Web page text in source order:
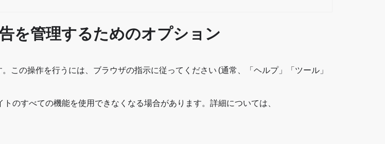
を管理するためのオプション
この操作を行うには、ブラウザの指示に従ってください (通常、「ヘルプ」「ツール」
のすべての機能を使用できなくなる場合があります。詳細については、